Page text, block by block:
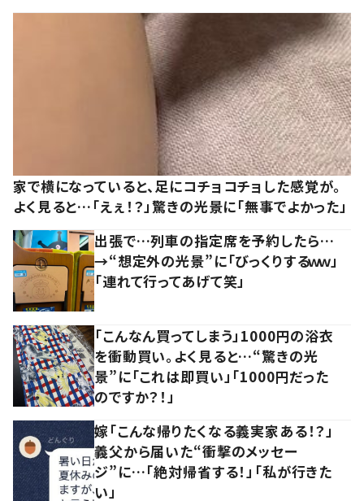
家で横になっていると、足にコチョコチョした感覚が。
よく見ると…「えぇ！？」驚きの光景に「無事でよかった」
出張で…列車の指定席を予約したら…
→“想定外の光景”に「びっくりするｗｗ」
「連れて行ってあげて笑」
「こんなん買ってしまう」1000円の浴衣
を衝動買い。よく見ると…“驚きの光
景”に「これは即買い」「1000円だった
のですか？！」
嫁「こんな帰りたくなる義実家ある！？」
義父から届いた“衝撃のメッセー
ジ”に…「絶対帰省する！」「私が行きた
い」